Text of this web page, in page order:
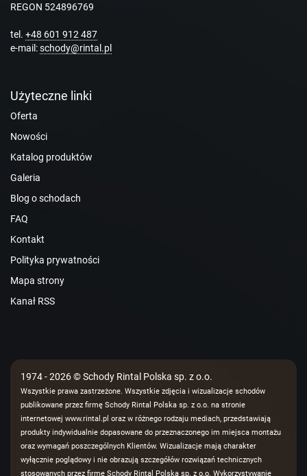
REGON 524896769
tel. +48 601 912 487
e-mail:schody@rintal.pl
Użyteczne linki
Oferta
Nowości
Katalog produktów
Galeria
Blog o schodach
FAQ
Kontakt
Polityka prywatności
Mapa strony
Kanał RSS
1974 - 2026 © Schody Rintal Polska sp. z o.o.
Wszystkie prawa zastrzeżone. Wszystkie zdjęcia i wizualizacje schodów
publikowane przez firmę Schody Rintal Polska sp. z o.o. na stronie
internetowej www.rintal.pl oraz w różnego rodzaju mediach, przedstawiają
produkty indywidualnie dopasowane do przeznaczonego im miejsca montażu
oraz wymagań poszczególnych Klientów. Wizualizacje mają charakter
wyłącznie poglądowy i nie obrazują szczegółów rozwiązań technicznych
stosowanych przez firmę Schody Rintal Polska sp. z o.o. Wykorzystywanie